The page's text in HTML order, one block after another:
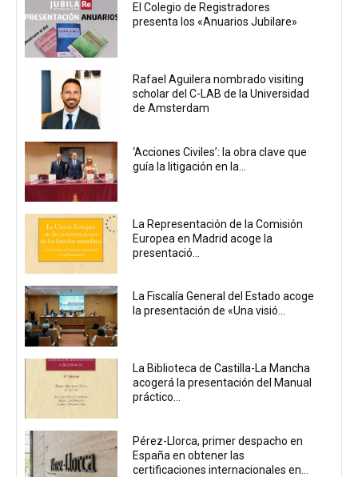
El Colegio de Registradores
presenta los «Anuarios Jubilare»
Rafael Aguilera nombrado visiting
scholar del C-LAB de la Universidad
de Amsterdam
‘Acciones Civiles’: la obra clave que
guía la litigación en la...
La Representación de la Comisión
Europea en Madrid acoge la
presentació...
La Fiscalía General del Estado acoge
la presentación de «Una visió...
La Biblioteca de Castilla-La Mancha
acogerá la presentación del Manual
práctico...
Pérez-Llorca, primer despacho en
España en obtener las
certificaciones internacionales en...